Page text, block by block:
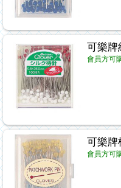
可樂牌
會員方可
可樂牌
會員方可